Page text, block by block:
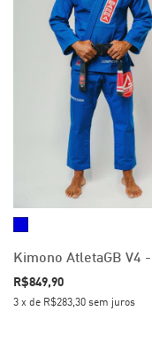
Kimono AtletaGB V4
R$849,90
3 x de R$283,30 sem juros